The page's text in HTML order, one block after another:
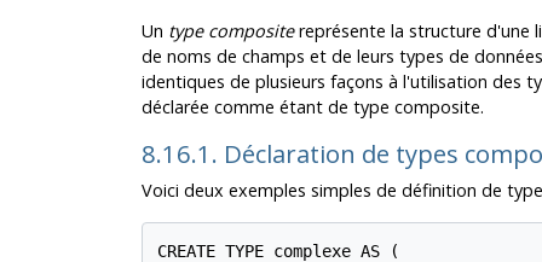
Un type compositereprésente la structure d'une
de noms de champs et de leurs types de
identiques de plusieurs façons à l'utilisation des
déclarée comme étant de type composite.
8.16.1. Déclaration de types
Voici deux exemples simples de définition de
CREATE TYPE complexe AS (